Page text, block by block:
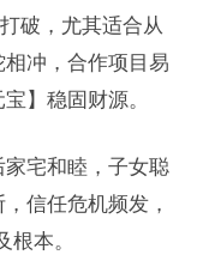
破，尤其适合从
冲，合作项目易
】稳固财源。
宅和睦，子女聪
信任危机频发，
本。